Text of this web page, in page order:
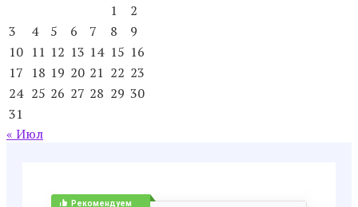
1
2
3
4 5 6 7 8
9
10 11 12 13 14 15 16
17 18 19 20 21 22 23
24 25 26 27 28 29 30
31
« Июл